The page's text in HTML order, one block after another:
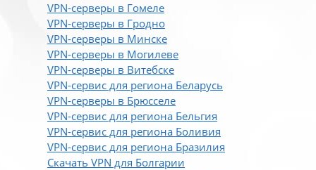
VPN-серверы в Гомеле
VPN-серверы в Гродно
VPN-серверы в Минске
VPN-серверы в Могилеве
VPN-серверы в Витебске
VPN-сервис для региона Беларусь
VPN-серверы в Брюсселе
VPN-сервис для региона Бельгия
VPN-сервис для региона Боливия
VPN-сервис для региона Бразилия
Скачать VPN для Болгарии